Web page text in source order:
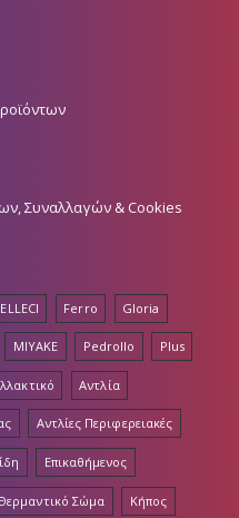
Συναλλαγών & Cookies
ELLECI Ferro Gloria
MIYAKE Pedrollo Plus
Αντλία
Αντλίες Περιφερειακές
Επικαθήμενος
Σώμα Κήπος